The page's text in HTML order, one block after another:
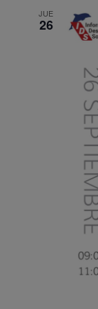
JUE
26